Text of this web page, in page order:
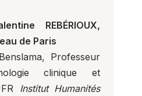
REBÉRIOUX,
de Paris
Professeur
clinique et
Institut Humanités